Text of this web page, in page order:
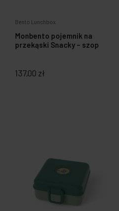
Bento Lunchbox
Monbento pojemnik na
przekąski Snacky – szop
137,00 zł